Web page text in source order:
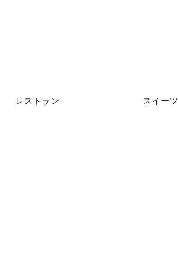
レストラン スイーツ